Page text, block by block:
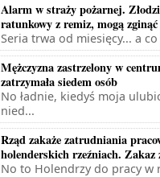
Alarm w straży pożarnej.
ratunkowy z remiz, mogą
Seria trwa od miesięcy... a
Mężczyzna zastrzelony w
zatrzymała siedem osób
No ładnie, kiedyś moja
nied...
Rząd zakaże zatrudniania
holenderskich rzeźniach. Zakaz
No to Holendrzy do pracy w